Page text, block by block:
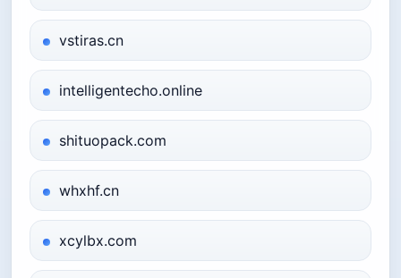
vstiras.cn
intelligentecho.online
shituopack.com
whxhf.cn
xcylbx.com